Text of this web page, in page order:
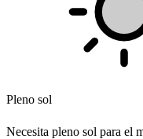
Pleno sol
Necesita pleno sol para el